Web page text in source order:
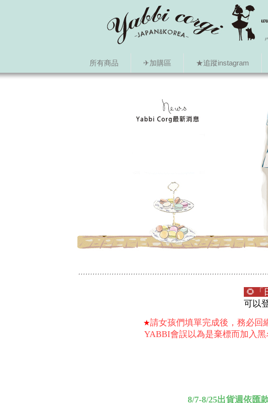
所有商品 ✈加購區 ★追蹤instagram